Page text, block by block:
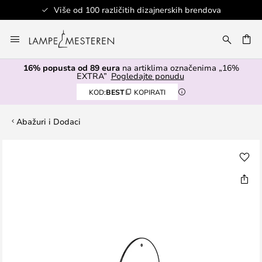
Više od 100 različitih dizajnerskih brendova
to
Content
16% popusta od 89 eurana artiklima označenima „16%
EXTRA” Pogledajte ponudu
KOD:BEST KOPIRATI
Abažuri i Dodaci